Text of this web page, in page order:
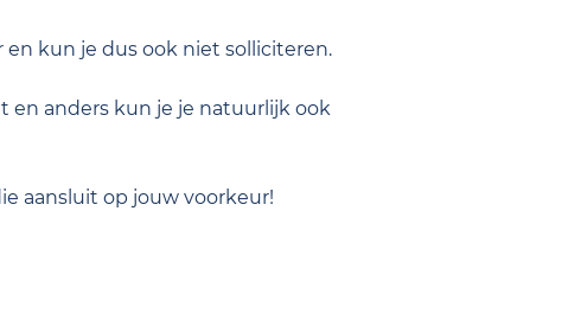
kun je dus ook niet solliciteren.
en anders kun je je natuurlijk ook
aansluit op jouw voorkeur!